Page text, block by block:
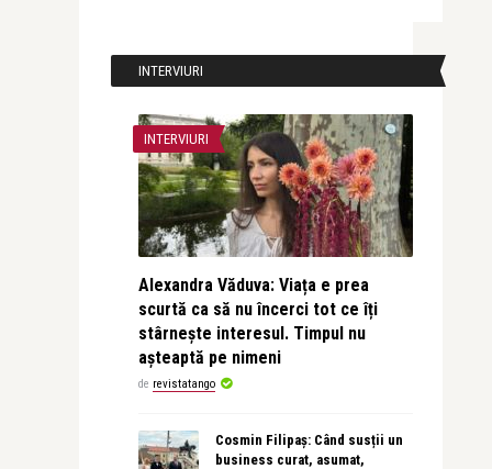
INTERVIURI
INTERVIURI
Alexandra Văduva: Viața e prea
scurtă ca să nu încerci tot ce îți
stârnește interesul. Timpul nu
așteaptă pe nimeni
de revistatango
Cosmin Filipaș: Când susții un
business curat, asumat,